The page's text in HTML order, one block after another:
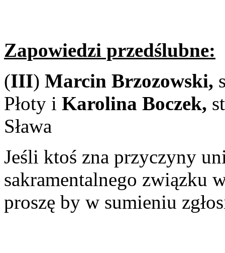
Zapowiedzi przedślubne:
(III) Marcin Brzozowski,
Płoty i Karolina Boczek,
Sława
Jeśli ktoś zna przyczyny
sakramentalnego związku
proszę by w sumieniu